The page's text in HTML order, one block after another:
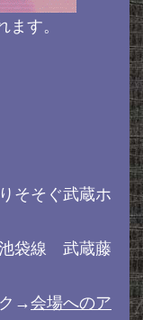
ます。
武蔵ホ
蔵藤
会場へのア